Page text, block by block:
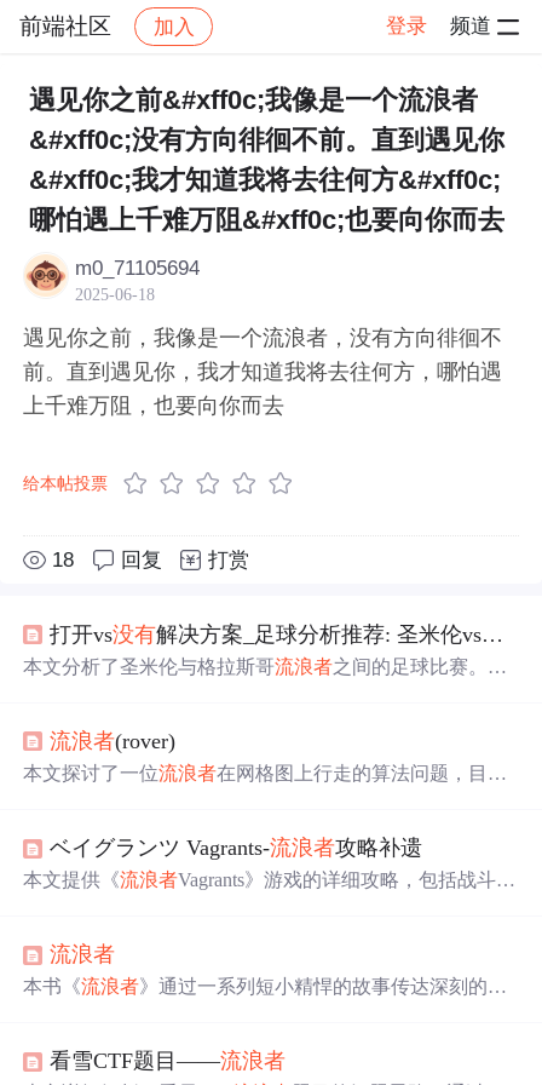
前端社区 加入 登录 频道
社区 前端社区 感慨 帖子详情
遇见你之前&#xff0c;我像是一个流浪者
&#xff0c;没有方向徘徊不前。直到遇见你
&#xff0c;我才知道我将去往何方&#xff0c;
哪怕遇上千难万阻&#xff0c;也要向你而去
m0_71105694
2025-06-18
遇见你之前，我像是一个流浪者，没有方向徘徊不
前。直到遇见你，我才知道我将去往何方，哪怕遇
上千难万阻，也要向你而去
给本帖投票
18 回复 打赏
打开vs没有解决方案_足球分析推荐: 圣米伦vs格拉斯哥
本文分析了圣米伦与格拉斯哥流浪者之间的足球比赛。圣
中，格拉斯哥流浪者
大机会在客场获胜。
流浪者(rover)
本文探讨了一位流浪者在网格图上行走的算法问题，目标
整的代码实现。
ベイグランツ Vagrants-流浪者攻略补遗
本文提供《流浪者Vagrants》游戏的详细攻略，包括战斗技
流浪者
本书《流浪者》通过一系列短小精悍的故事传达深刻的人
穷。看雪CTF题目——流浪者